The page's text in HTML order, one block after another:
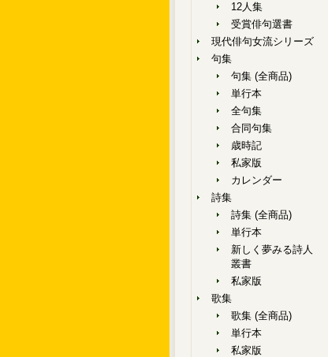
12人集
受賞俳句選書
現代俳句女流シリーズ
句集
句集 (全商品)
単行本
全句集
合同句集
歳時記
私家版
カレンダー
詩集
詩集 (全商品)
単行本
新しく夢みる詩人
叢書
私家版
歌集
歌集 (全商品)
単行本
私家版